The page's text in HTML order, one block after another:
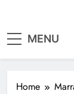
MENU
Home